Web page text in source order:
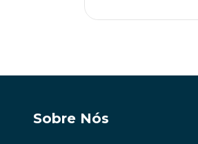
Sobre Nós